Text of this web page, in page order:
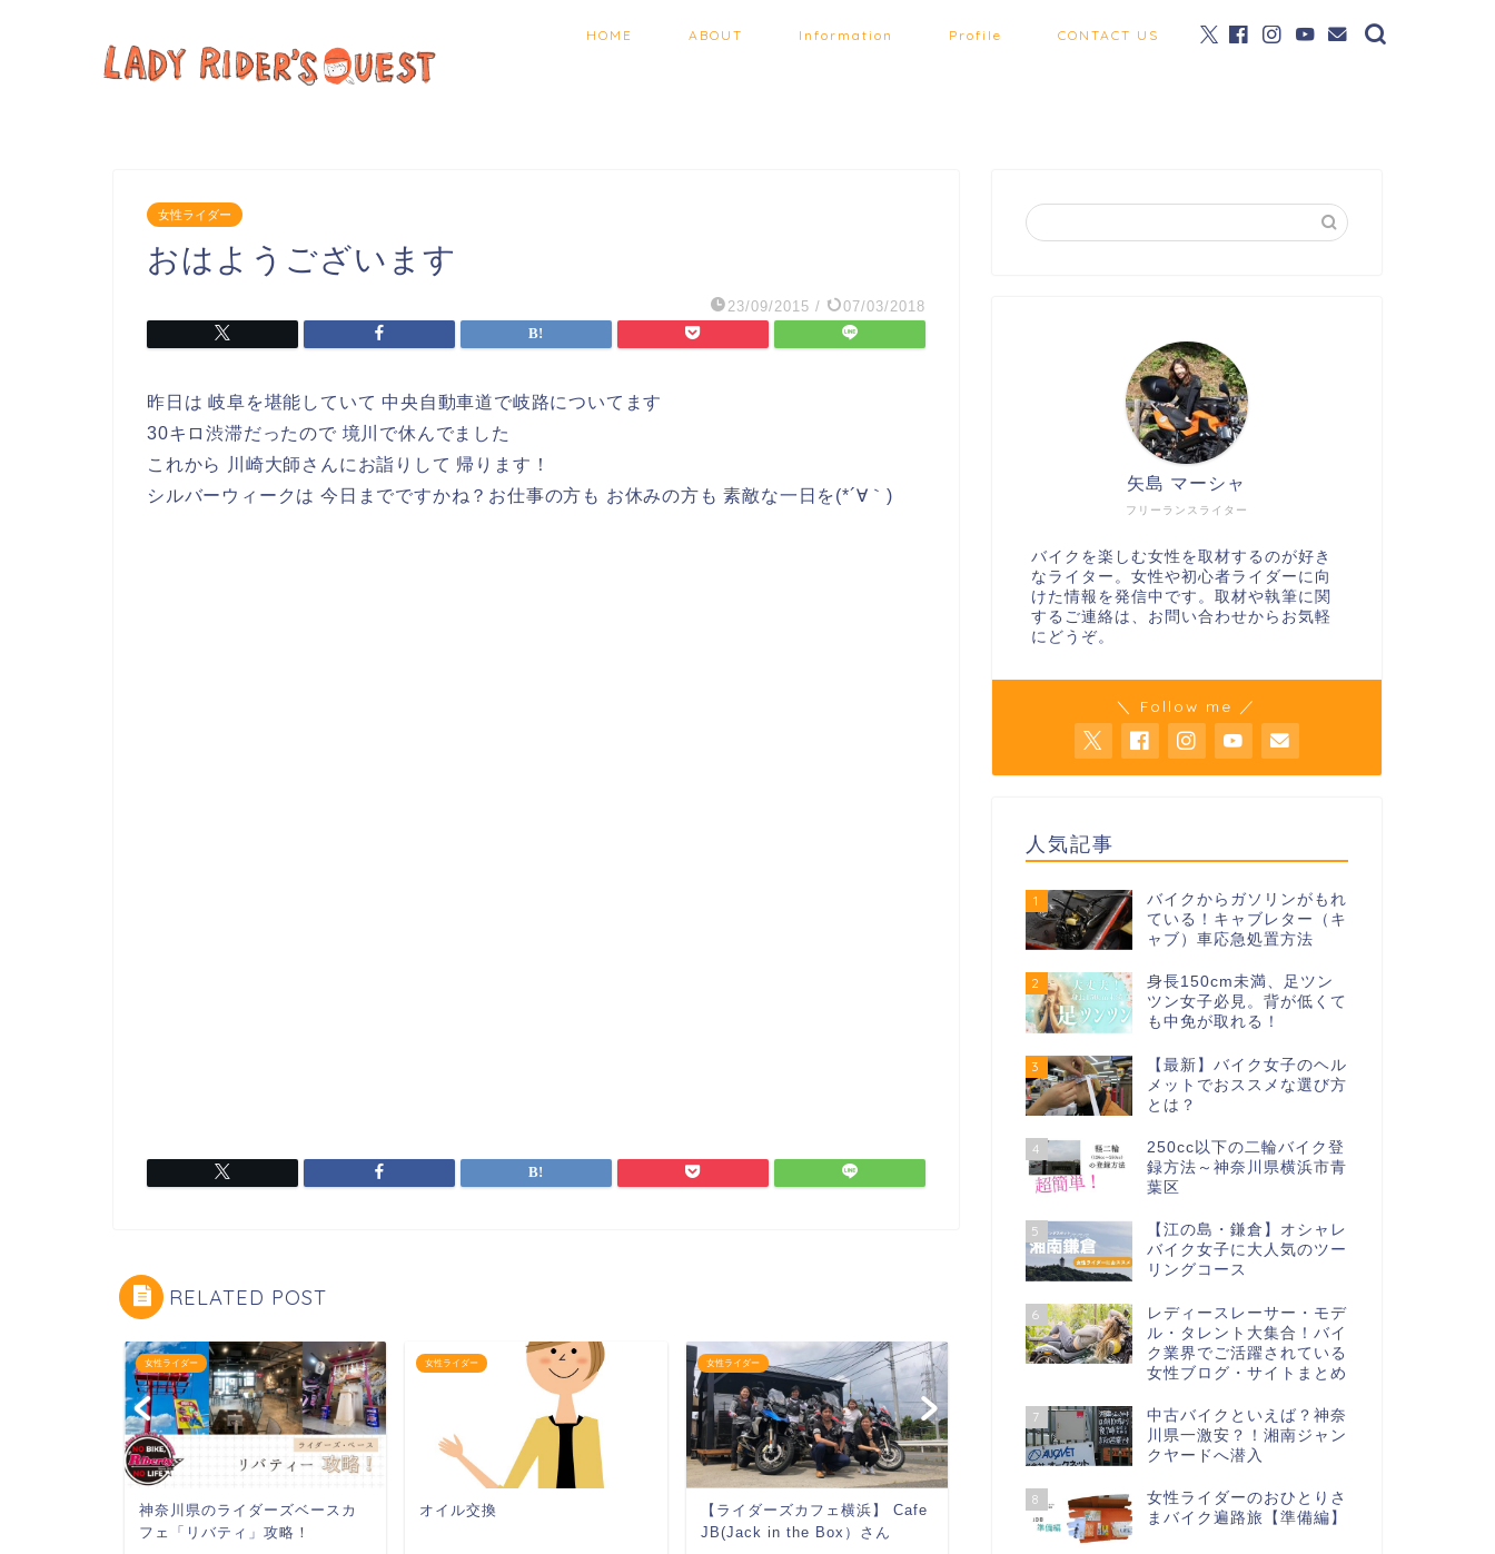
HOME ABOUT Information Profile CONTACT US
女性ライダー
おはようございます
23/09/2015 / 07/03/2018
昨日は 岐阜を堪能していて 中央自動車道で岐路についてます
30キロ渋滞だったので 境川で休んでました
これから 川崎大師さんにお詣りして 帰ります！
シルバーウィークは 今日までですかね？お仕事の方も お休みの方も 素敵な一日を(*´∀｀)
RELATED POST
女性ライダー
神奈川県のライダーズベースカ
フェ「リバティ」攻略！
女性ライダー
オイル交換
女性ライダー
【ライダーズカフェ横浜】 Cafe
JB(Jack in the Box）さん
女性ライダー
神奈川県のライダーズベースカ
フェ「リバティ」攻略！
女性ライダー
オイル交換
フリーランスライター
矢島 マーシャ
バイクを楽しむ女性を取材するのが好き
なライター。女性や初心者ライダーに向
けた情報を発信中です。取材や執筆に関
するご連絡は、お問い合わせからお気軽
にどうぞ。
＼ Follow me ／
人気記事
1
バイクからガソリンがもれ
ている！キャブレター（キ
ャブ）車応急処置方法
2
身長150cm未満、足ツン
ツン女子必見。背が低くて
も中免が取れる！
3
【最新】バイク女子のヘル
メットでおススメな選び方
とは？
4
250cc以下の二輪バイク登
録方法～神奈川県横浜市青
葉区
5
【江の島・鎌倉】オシャレ
バイク女子に大人気のツー
リングコース
6
レディースレーサー・モデ
ル・タレント大集合！バイ
ク業界でご活躍されている
女性ブログ・サイトまとめ
7
中古バイクといえば？神奈
川県一激安？！湘南ジャン
クヤードへ潜入
8
女性ライダーのおひとりさ
まバイク遍路旅【準備編】